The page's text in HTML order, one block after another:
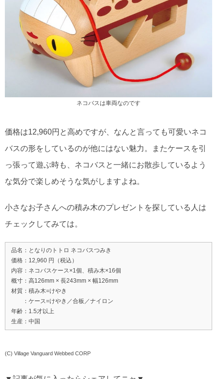
ネコバスは車両なのです
価格は12,960円と高めですが、なんと言っても可愛いネコ
バスの形をしているのが他にはない魅力。またケースを引
っ張って遊ぶ時も、ネコバスと一緒にお散歩しているよう
な気分で楽しめそうな気がしますよね。
小さなお子さんへの積み木のプレゼントを探している人は
チェックしてみては。
品名：となりのトトロ ネコバスつみき
価格：12,960 円（税込）
内容：ネコバスケース×1個、積み木×16個
概寸：高126mm × 長243mm × 幅126mm
材質：積み木=けやき
：ケース=けやき／合板／ナイロン
年齢：1.5才以上
生産：中国
(C) Village Vanguard Webbed CORP